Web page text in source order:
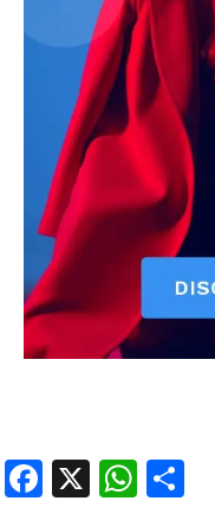
Facebook
X